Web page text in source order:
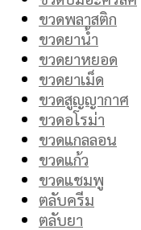
ขวดพลาสติก
ขวดยาน้ำ
ขวดยาหยอด
ขวดยาเม็ด
ขวดสูญญากาศ
ขวดอโรม่า
ขวดแกลลอน
ขวดแก้ว
ขวดแชมพู
ตลับครีม
ตลับยา